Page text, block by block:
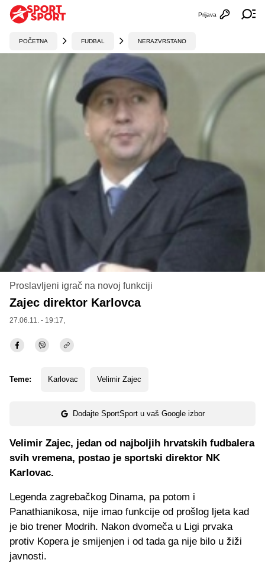
Otvori
Prijava
POČETNA FUDBAL NERAZVRSTANO
Proslavljeni igrač na novoj funkciji
Zajec direktor Karlovca
27.06.11. - 19:17,
Teme: Karlovac Velimir Zajec
Dodajte SportSport u vaš Google izbor
Velimir Zajec, jedan od najboljih hrvatskih fudbalera
svih vremena, postao je sportski direktor NK
Karlovac.
Legenda zagrebačkog Dinama, pa potom i
Panathianikosa, nije imao funkcije od prošlog ljeta kad
je bio trener Modrih. Nakon dvomeča u Ligi prvaka
protiv Kopera je smijenjen i od tada ga nije bilo u žiži
javnosti.